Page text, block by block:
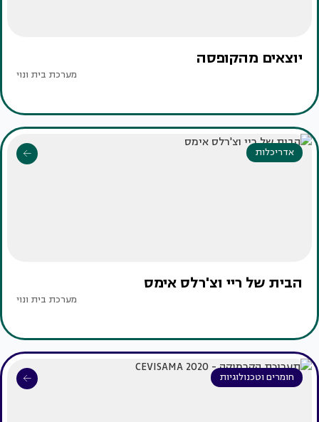
יוצאים מהקופסה
מערכת בית ונוי
אדריכלות
הבית של ריי וצ'רלס אימס
מערכת בית ונוי
חומרים וטכנולוגיות